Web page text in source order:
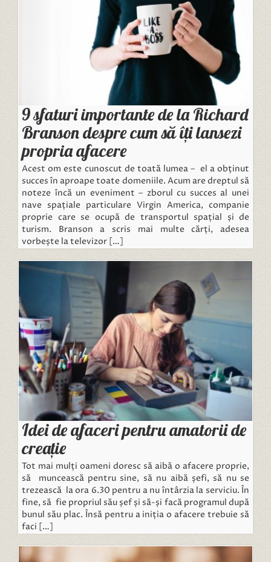
9 sfaturi importante de la Richard
Branson despre cum să îți lansezi
propria afacere
Acest om este cunoscut de toată lumea – el a obținut
succes în aproape toate domeniile. Acum are dreptul să
noteze încă un eveniment – zborul cu succes al unei
nave spațiale particulare Virgin America, companie
proprie care se ocupă de transportul spațial și de
turism. Branson a scris mai multe cărți, adesea
vorbește la televizor […]
Idei de afaceri pentru amatorii de
creație
Tot mai mulți oameni doresc să aibă o afacere proprie,
să muncească pentru sine, să nu aibă șefi, să nu se
trezească la ora 6.30 pentru a nu întârzia la serviciu. În
fine, să fie propriul său șef și să-și facă programul după
bunul său plac. Însă pentru a iniția o afacere trebuie să
faci […]